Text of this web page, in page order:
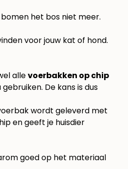
het bos niet meer.
voor jouw kat of hond.
allevoerbakken op chip
De kans is dus
wordt geleverd met
en geeft je huisdier
goed op het materiaal